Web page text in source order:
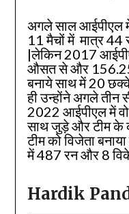
अगले साल आईपीएल में
11 मैचों में मात्र
|लेकिन 2017
औसत से और
बनाये साथ में 20
ही उन्होंने अगले तीन
2022 आईपीएल में
साथ जुड़े और टीम के
टीम को विजेता
में 487 रन और 8
Hardik